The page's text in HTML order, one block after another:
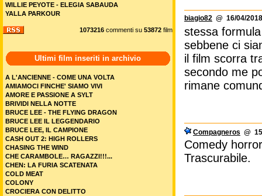
biagio82 @ 16/04/
stessa
sebbene ci
il film scorra
secondo me
rimane
Compagneros @
Comedy
Trascurabile.
WILLIE PEYOTE - ELEGIA SABAUDA
YALLA PARKOUR
1073216 commenti su 53872 film
Ultimi film inseriti in archivio
A L'ANCIENNE - COME UNA VOLTA
AMIAMOCI FINCHE' SIAMO VIVI
AMORE E PASSIONE A SYLT
BRIVIDI NELLA NOTTE
BRUCE LEE - THE FLYING DRAGON
BRUCE LEE IL LEGGENDARIO
BRUCE LEE, IL CAMPIONE
CASH OUT 2: HIGH ROLLERS
CHASING THE WIND
CHE CARAMBOLE… RAGAZZI!!!...
CHEN: LA FURIA SCATENATA
COLD MEAT
COLONY
CROCIERA CON DELITTO